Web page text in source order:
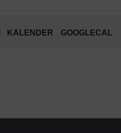
KALENDER GOOGLECAL